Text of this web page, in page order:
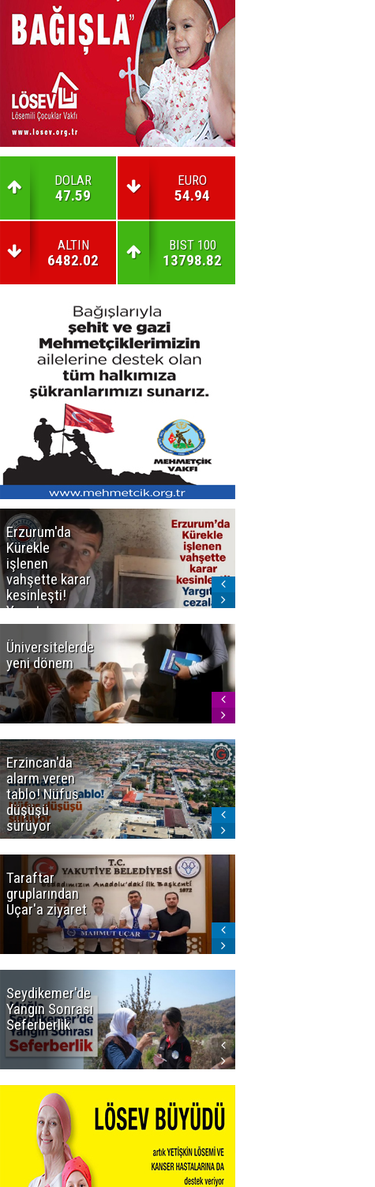
DOLAR
47.59
EURO
54.94
ALTIN
6482.02
BIST 100
13798.82
Erzurum'da
Kürekle
işlenen
vahşette karar
kesinleşti!
Yargıtay
cezaları onadı
Üniversitelerde
yeni dönem
Erzincan'da
alarm veren
tablo! Nüfus
düşüşü
sürüyor
Taraftar
gruplarından
Uçar'a ziyaret
Seydikemer'de
Yangın Sonrası
Seferberlik